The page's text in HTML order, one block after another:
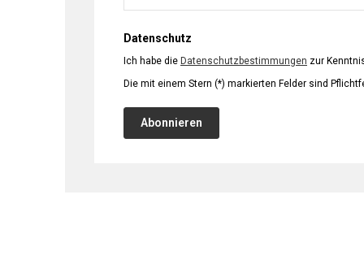
Datenschutz
Ich habe die Datenschutzbestimmungen zur
Die mit einem Stern (*) markierten Felder sind
Abonnieren